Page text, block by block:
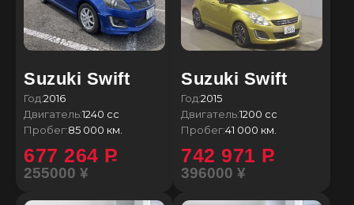
Suzuki Swift
Год:2016
Двигатель:1240 сс
Пробег:85 000 км.
677 264 P
255000 ¥
Suzuki Swift
Год:2015
Двигатель:1200 сс
Пробег:41 000 км.
742 971 P
396000 ¥